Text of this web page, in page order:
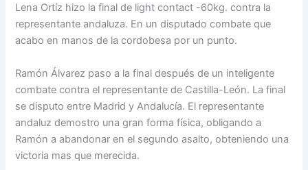
Lena Ortíz hizo la final de light contact -60kg. contra la
representante andaluza. En un disputado combate que
acabo en manos de la cordobesa por un punto.
Ramón Álvarez paso a la final después de un inteligente
combate contra el representante de Castilla-León. La final
se disputo entre Madrid y Andalucía. El representante
andaluz demostro una gran forma física, obligando a
Ramón a abandonar en el segundo asalto, obteniendo una
victoria mas que merecida.